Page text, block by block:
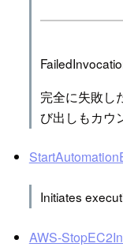
完全に失敗し
び出しもカウ
Initiates
AWS-